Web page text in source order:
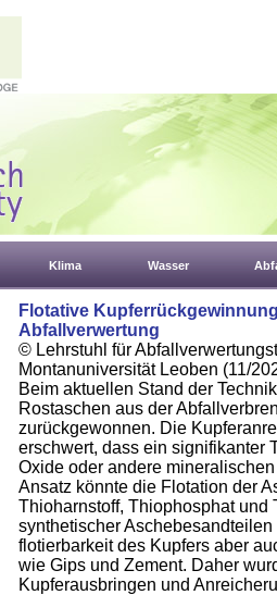
Klima Wasser
Flotative
Abfallverwertung
© Lehrstuhl für
Montanuniversität Leoben (11/
Beim aktuellen Stand der
Rostaschen aus der
zurückgewonnen. Die
erschwert, dass ein signifikanter
Oxide oder andere
Ansatz könnte die Flotation der
Thioharnstoff, Thiophosphat
synthetischer
flotierbarkeit des Kupfers aber
wie Gips und Zement. Daher
Kupferausbringen und